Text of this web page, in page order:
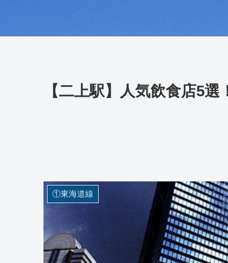
【二上駅】人気飲食店5
①東海道線